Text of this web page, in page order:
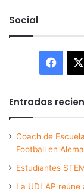
Social
Entradas
Coach de
Football en
Estudiantes
La UDLAP